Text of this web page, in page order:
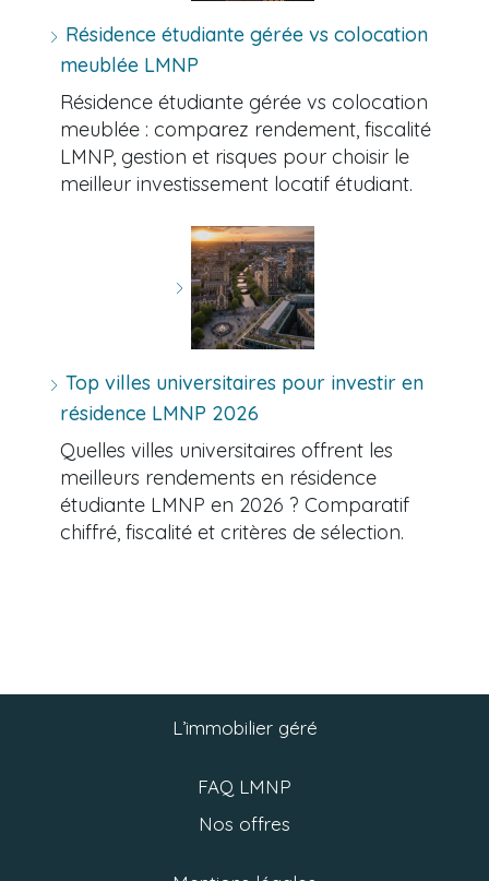
Résidence étudiante gérée vs colocation
meublée LMNP
Résidence étudiante gérée vs colocation
meublée : comparez rendement, fiscalité
LMNP, gestion et risques pour choisir le
meilleur investissement locatif étudiant.
Top villes universitaires pour investir en
résidence LMNP 2026
Quelles villes universitaires offrent les
meilleurs rendements en résidence
étudiante LMNP en 2026 ? Comparatif
chiffré, fiscalité et critères de sélection.
L’immobilier géré
FAQ LMNP
Nos offres